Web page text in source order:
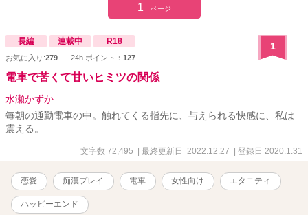
1 ページ
長編 連載中 R18
お気に入り:279 24h.ポイント： 127
1
電車で苦くて甘いヒミツの関係
水瀬かずか
毎朝の通勤電車の中。触れてくる指先に、与えられる快感に、私は
震える。
文字数 72,495 | 最終更新日 2022.12.27 | 登録日 2020.1.31
恋愛 痴漢プレイ 電車 女性向け エタニティ
ハッピーエンド